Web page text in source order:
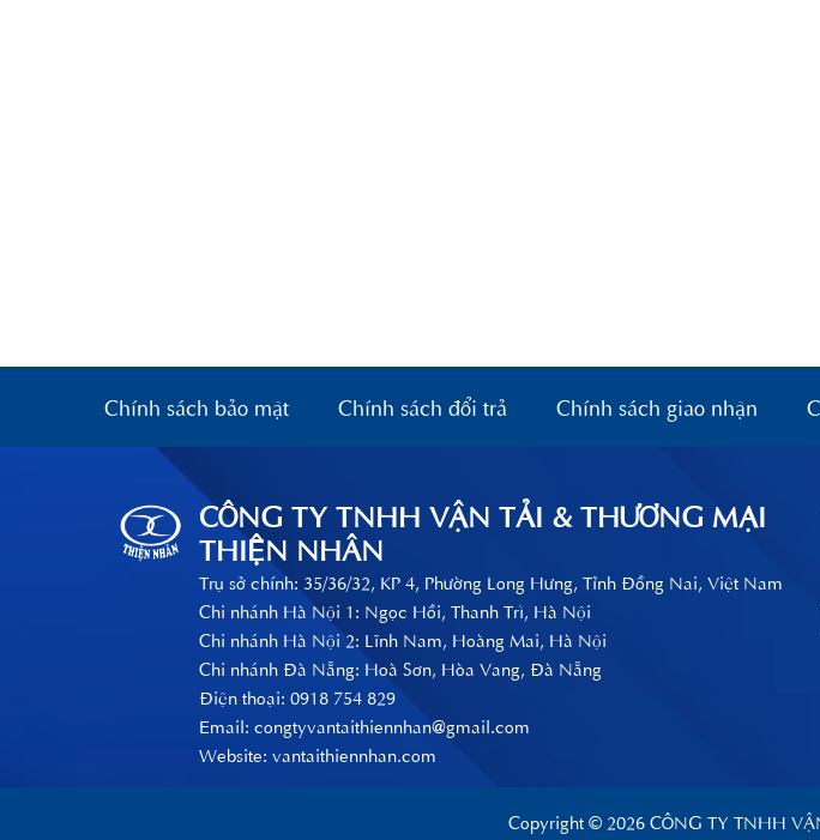
Chính sách bảo mật Chính sách đổi trả Chính sách giao nhận
CÔNG TY TNHH VẬN TẢI & THƯƠNG MẠI
THIỆN NHÂN
Trụ sở chính: 35/36/32, KP 4, Phường Long Hưng, Tỉnh Đồng Nai, Việt Nam
Chi nhánh Hà Nội 1: Ngọc Hồi, Thanh Trì, Hà Nội
Chi nhánh Hà Nội 2: Lĩnh Nam, Hoàng Mai, Hà Nội
Chi nhánh Đà Nẵng: Hoà Sơn, Hòa Vang, Đà Nẵng
Điện thoại: 0918 754 829
Email: congtyvantaithiennhan@gmail.com
Website: vantaithiennhan.com
Copyright © 2026 CÔNG TY TNHH